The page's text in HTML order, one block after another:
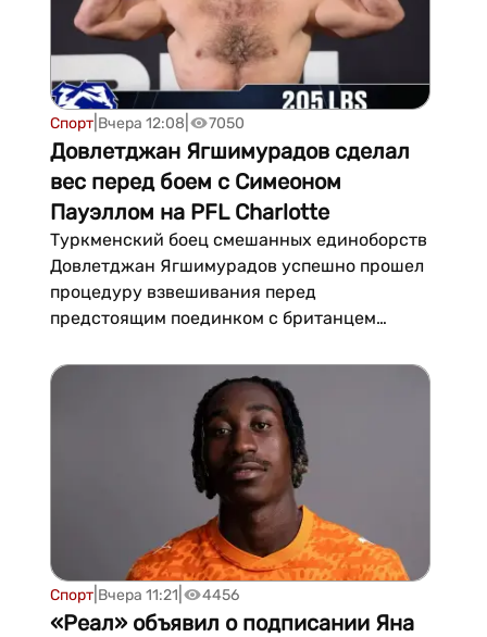
окончил Туркменски...
Спорт| Вчера 12:08 7050
Довлетджан Ягшимурадов сделал
вес перед боем с Симеоном
Пауэллом на PFL Charlotte
Туркменский боец смешанных единоборств
Довлетджан Ягшимурадов успешно прошел
процедуру взвешивания перед
предстоящим поединком с британцем
официального взвешивания в четверг
Спорт| Вчера 11:21 4456
«Реал» объявил о подписании Яна